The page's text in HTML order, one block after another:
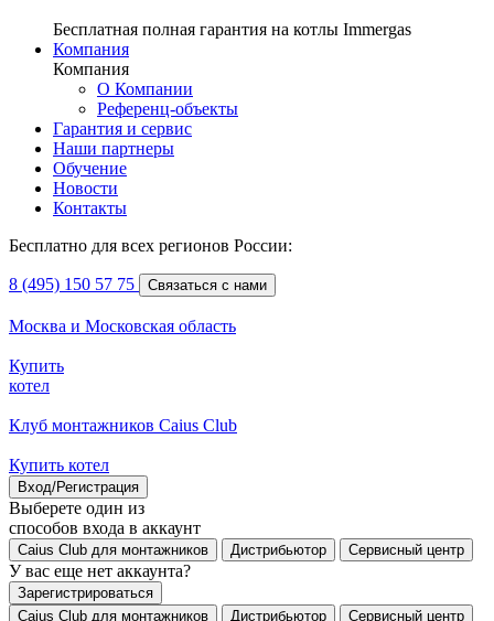
Бесплатная полная гарантия на котлы Immergas
Компания
Компания
О Компании
Референц-объекты
Гарантия и сервис
Наши партнеры
Обучение
Новости
Контакты
Бесплатно для всех регионов России:
8 (495) 150 57 75 Связаться с нами
Москва и Московская область
Купить
котел
Клуб монтажников Caius Club
Купить котел
Вход/Регистрация
Выберете один из
способов входа в аккаунт
Caius Club для монтажников Дистрибьютор Сервисный центр
У вас еще нет аккаунта?
Зарегистрироваться
Caius Club для монтажников
Дистрибьютор
Сервисный центр